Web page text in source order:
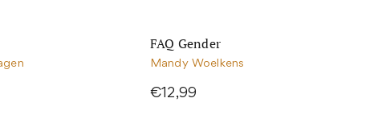
FAQ Gender
Mandy Woelkens
€12,99